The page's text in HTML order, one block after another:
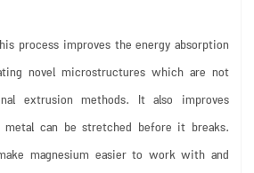
process improves the energy absorption
novel microstructures which are not
extrusion methods. It also improves
can be stretched before it breaks.
magnesium easier to work with and